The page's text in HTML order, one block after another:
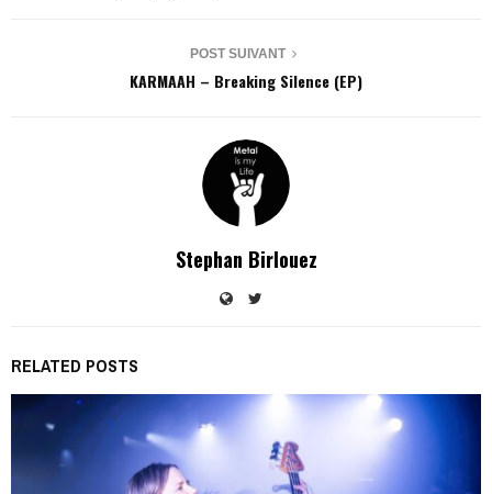
POST SUIVANT
KARMAAH – Breaking Silence (EP)
Stephan Birlouez
RELATED POSTS